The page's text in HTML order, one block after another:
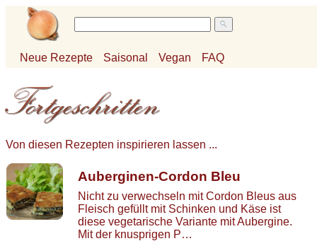
Neue Rezepte Saisonal Vegan FAQ
Von diesen Rezepten inspirieren lassen ...
Auberginen-Cordon Bleu
Nicht zu verwechseln mit Cordon Bleus aus
Fleisch gefüllt mit Schinken und Käse ist
diese vegetarische Variante mit Aubergine.
Mit der knusprigen P…